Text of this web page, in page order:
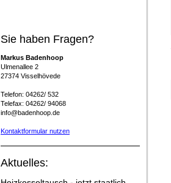
Sie haben Fragen?
Markus Badenhoop
Ulmenallee 2
27374 Visselhövede
Telefon: 04262/ 532
Telefax: 04262/ 94068
info@badenhoop.de
Kontaktformular nutzen
Aktuelles: